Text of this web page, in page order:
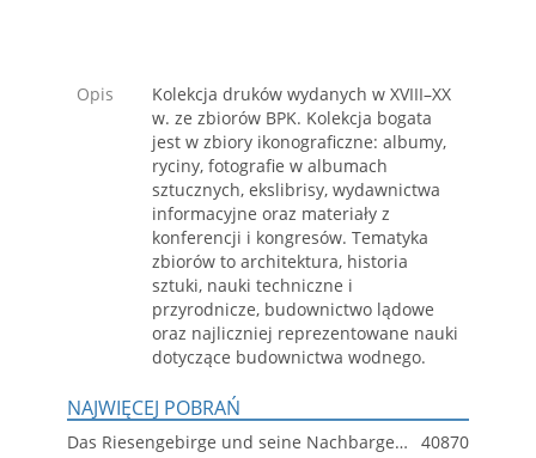
Opis
Kolekcja druków wydanych w XVIII–XX
w. ze zbiorów BPK. Kolekcja bogata
jest w zbiory ikonograficzne: albumy,
ryciny, fotografie w albumach
sztucznych, ekslibrisy, wydawnictwa
informacyjne oraz materiały z
konferencji i kongresów. Tematyka
zbiorów to architektura, historia
sztuki, nauki techniczne i
przyrodnicze, budownictwo lądowe
oraz najliczniej reprezentowane nauki
dotyczące budownictwa wodnego.
NAJWIĘCEJ POBRAŃ
Das Riesengebirge und seine Nachbargebirge
40870